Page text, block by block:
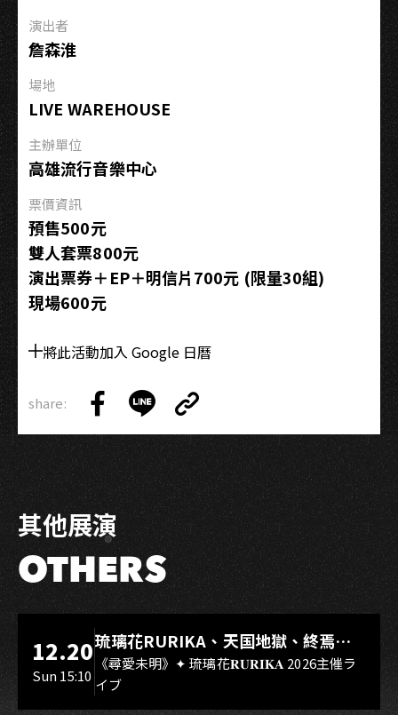
篇
演出者
詹森淮
場地
LIVE WAREHOUSE
主辦單位
高雄流行音樂中心
票價資訊
預售500元
雙人套票800元
演出票券＋EP＋明信片700元 (限量30組)
現場600元
將此活動加入 Google 日曆
share:
on
Facebook
on
LINE
Link
Copy
Link
其他展演
OTHERS
LIVE WAREHOUSE 小庫
12.20
Sun 15:10
琉璃花RURIKA、天国地獄、終焉
Rebirth、DUALIA、無我夢中、花奏
スマイル（O.A.）
《尋愛未明》✦ 琉璃花𝐑𝐔𝐑𝐈𝐊𝐀 2026主催ラ
イブ